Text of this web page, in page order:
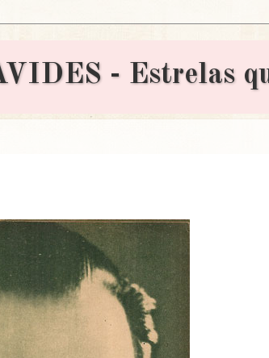
- Estrelas